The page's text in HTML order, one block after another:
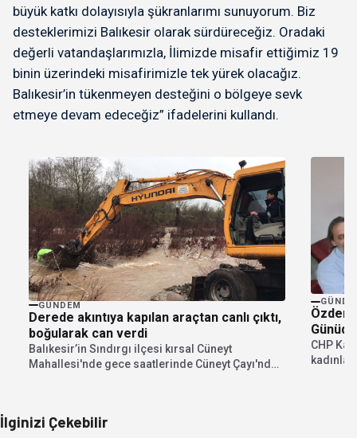
büyük katkı dolayısıyla şükranlarımı sunuyorum. Biz
desteklerimizi Balıkesir olarak sürdüreceğiz. Oradaki
değerli vatandaşlarımızla, İlimizde misafir ettiğimiz 19
binin üzerindeki misafirimizle tek yürek olacağız.
Balıkesir’in tükenmeyen desteğini o bölgeye sevk
etmeye devam edeceğiz” ifadelerini kullandı.
GÜNDEM
Derede akıntıya kapılan araçtan canlı çıktı,
boğularak can verdi
Balıkesir’in Sındırgı ilçesi kırsal Cüneyt
Mahallesi'nde gece saatlerinde Cüneyt Çayı'nda
CHP
İlginizi Çekebilir